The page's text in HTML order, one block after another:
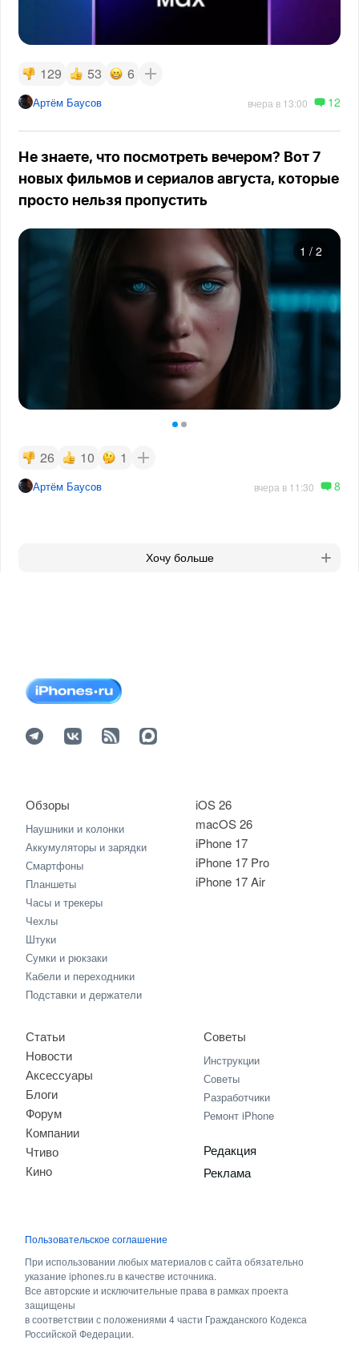
129 53 6
Артём Баусов вчера в 13:00 12
Не знаете, что посмотреть вечером? Вот 7
новых фильмов и сериалов августа, которые
просто нельзя пропустить
1 / 2
26 10 1
Артём Баусов вчера в 11:30 8
Хочу больше
iOS 26
macOS 26
iPhone 17
iPhone 17 Pro
iPhone 17 Air
Обзоры
Наушники и колонки
Аккумуляторы и зарядки
Смартфоны
Планшеты
Часы и трекеры
Чехлы
Штуки
Сумки и рюкзаки
Кабели и переходники
Подставки и держатели
Статьи
Новости
Аксессуары
Блоги
Форум
Компании
Чтиво
Кино
Советы
Инструкции
Советы
Разработчики
Ремонт iPhone
Редакция
Реклама
Пользовательское соглашение
При использовании любых материалов с сайта обязательно
указание iphones.ru в качестве источника.
Все авторские и исключительные права в рамках проекта
защищены
в соответствии с положениями 4 части Гражданского Кодекса
Российской Федерации.